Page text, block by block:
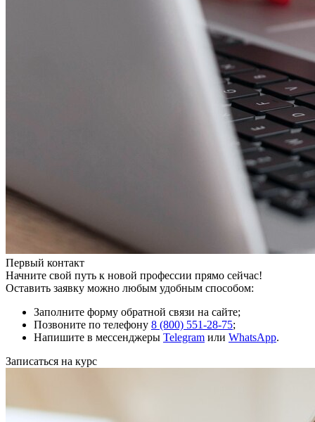
Первый контакт
Начните свой путь к новой профессии прямо сейчас!
Оставить заявку можно любым удобным способом:
Заполните форму обратной связи на сайте;
Позвоните по телефону 8 (800) 551-28-75;
Напишите в мессенджеры Telegram или WhatsApp.
Записаться на курс